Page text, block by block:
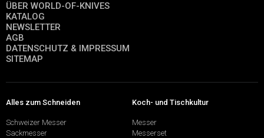
ÜBER WORLD-OF-KNIVES
KATALOG
NEWSLETTER
AGB
DATENSCHUTZ & IMPRESSUM
SITEMAP
Alles zum Schneiden
Schweizer Messer
Sackmesser
Koch- und Tischkultur
Messer
Messerset